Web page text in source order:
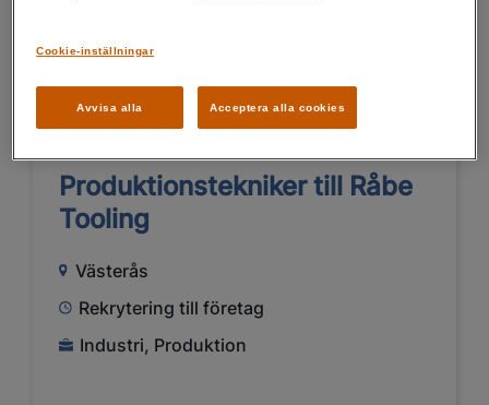
02/07/2026
Produktionstekniker till Råbe
Tooling
Västerås
Rekrytering till företag
Industri, Produktion
Avvisa alla Acceptera alla cookies
Cookie-inställningar